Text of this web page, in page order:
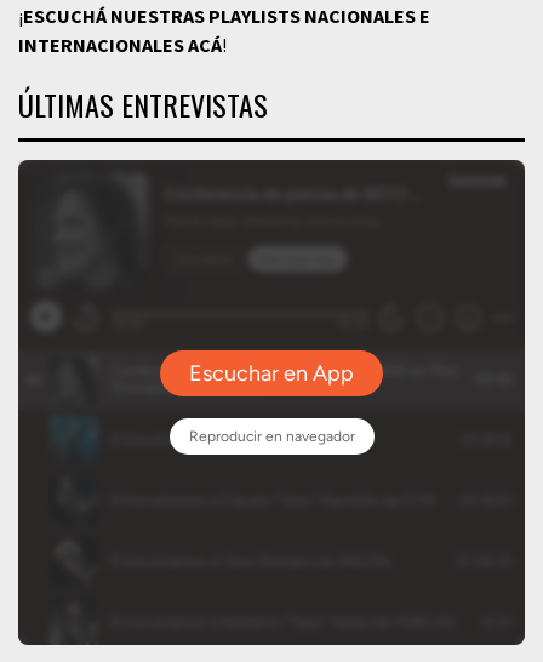
¡ESCUCHÁ NUESTRAS PLAYLISTS NACIONALES E
INTERNACIONALESACÁ!
ÚLTIMAS ENTREVISTAS